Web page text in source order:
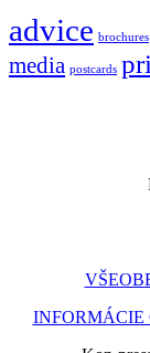
advice brochures
media postcards
INFORMÁCIE